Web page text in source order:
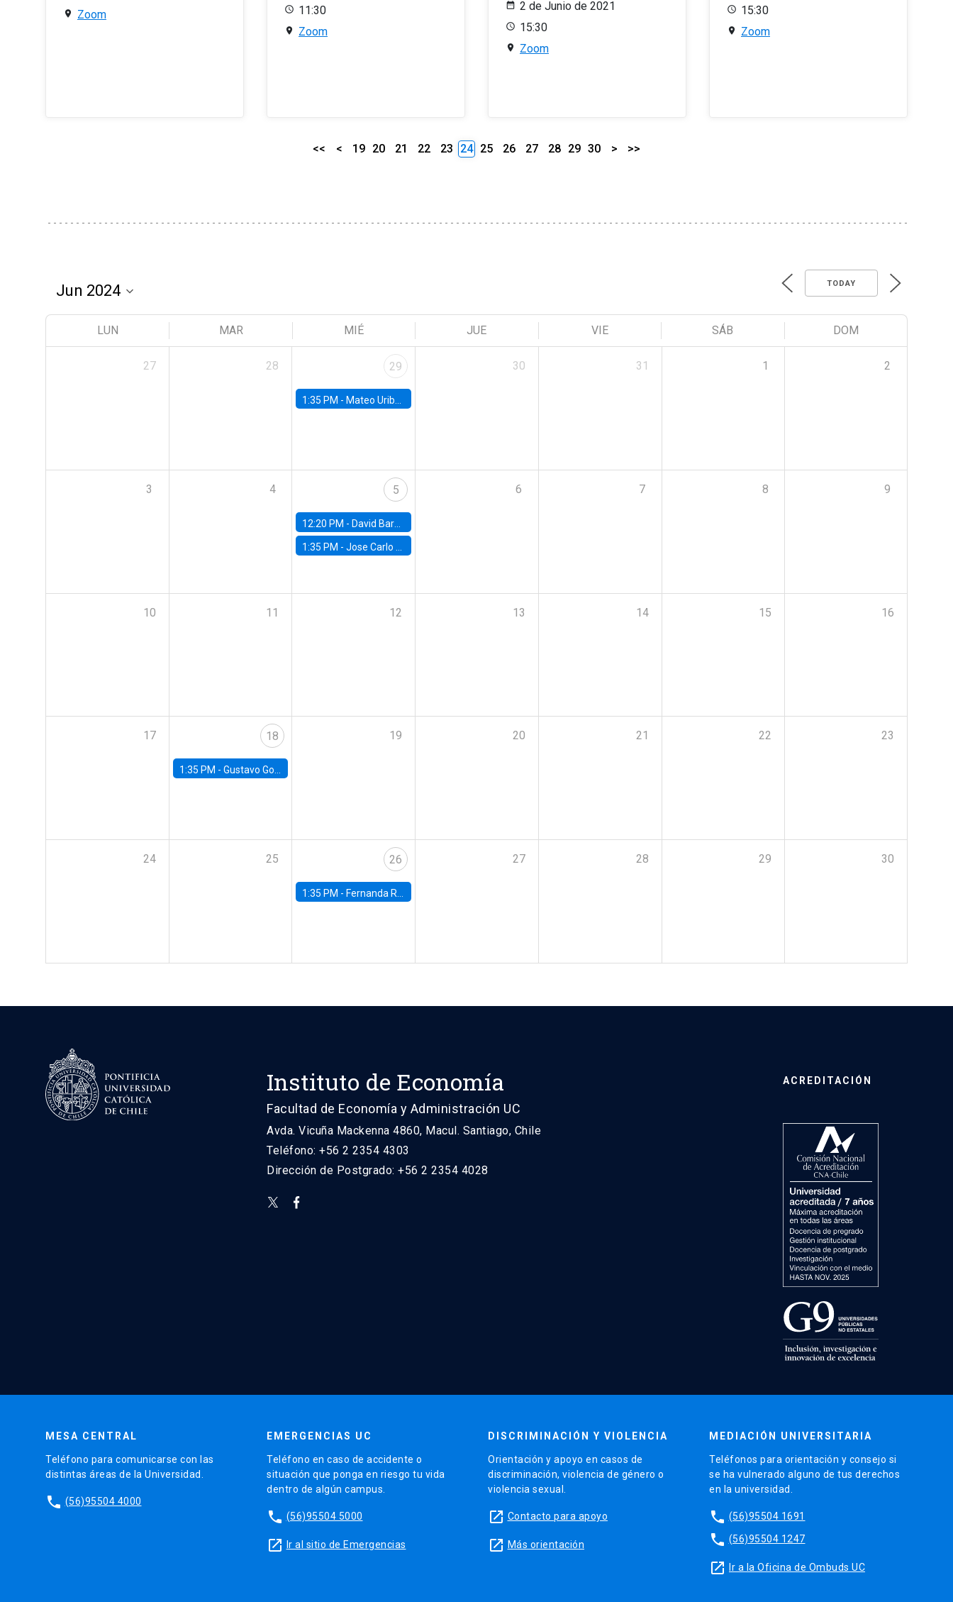
Zoom
11:30
Zoom
2 de Junio de 2021
15:30
Zoom
15:30
Zoom
<< < 19 20 21 22 23 24 25 26 27 28 29 30 > >>
TODAY
LUN MAR MIÉ JUE VIE SÁB DOM
27 28 29
1:35 PM - Mateo Uribe-Castro, Universidad de los Andes (Colombia)
30 31 1 2
3 4 5
12:20 PM - David Bardey, Universidad de los Andes - CEDE
1:35 PM -Jose Carlo Bermudez, UC (ME) & World Bank
6 7 8 9
10 11 12 13 14 15 16
17 18
1:35 PM - Gustavo González, Banco Central de Chile
19 20 21 22 23
24 25 26
1:35 PM - Fernanda Rojas Ampuero, University of Wisconsin-Madison
27 28 29 30
Instituto de Economía
Facultad de Economía y Administración UC
Avda. Vicuña Mackenna 4860, Macul. Santiago, Chile
Teléfono: +56 2 2354 4303
Dirección de Postgrado: +56 2 2354 4028
ACREDITACIÓN
MESA CENTRAL
Teléfono para comunicarse con las
distintas áreas de la Universidad.
phone (56)95504 4000
EMERGENCIAS UC
Teléfono en caso de accidente o
situación que ponga en riesgo tu vida
dentro de algún campus.
phone (56)95504 5000
launch Ir al sitio de Emergencias
DISCRIMINACIÓN Y VIOLENCIA
Orientación y apoyo en casos de
discriminación, violencia de género o
violencia sexual.
launch Contacto para apoyo
launch Más orientación
MEDIACIÓN UNIVERSITARIA
Teléfonos para orientación y consejo si
se ha vulnerado alguno de tus derechos
en la universidad.
phone (56)95504 1691
phone (56)95504 1247
launch Ir a la Oficina de Ombuds UC